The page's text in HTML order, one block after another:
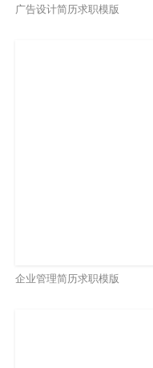
广告设计简历求职模版
企业管理简历求职模版